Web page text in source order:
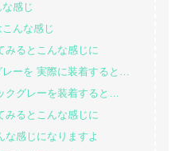
感じ
んな感じ
みるとこんな感じに
レーを 実際に装着すると…
クグレーを装着すると…
るとこんな感じに
感じになりますよ